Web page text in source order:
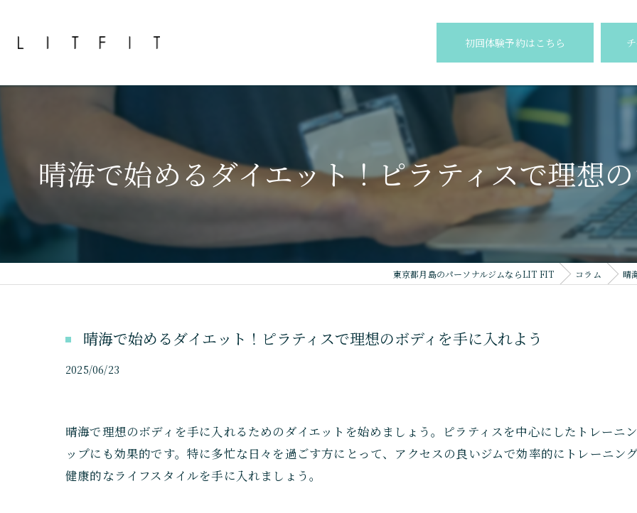
初回体験予約はこちら
晴海で始めるダイエット！ピラティスで理想
東京都月島のパーソナルジムならLIT FIT コラム 晴
晴海で始めるダイエット！ピラティスで理想のボディを手に入れよう
2025/06/23
晴海で理想のボディを手に入れるためのダイエットを始めましょう。ピラティスを中心にしたトレーニ
ップにも効果的です。特に多忙な日々を過ごす方にとって、アクセスの良いジムで効率的にトレーニン
健康的なライフスタイルを手に入れましょう。